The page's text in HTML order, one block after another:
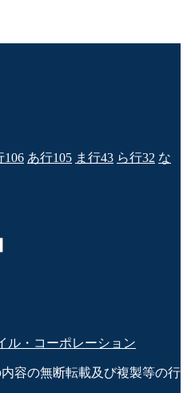
106 あ行105 ま行43 ら行32 な
ル・コーポレーション
容の無断転載及び複製等の行